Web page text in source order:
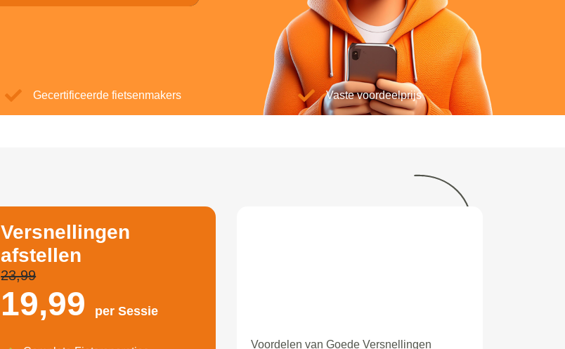
Gecertificeerde fietsenmakers Vaste voordeelprijs
Versnellingen
afstellen
23,99
19,99 per Sessie
Voordelen van Goede Versnellingen